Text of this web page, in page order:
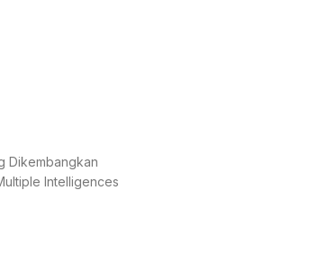
Dikembangkan
Intelligences